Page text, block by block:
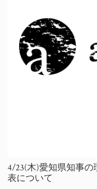
4/23(木)愛知県知事
表について